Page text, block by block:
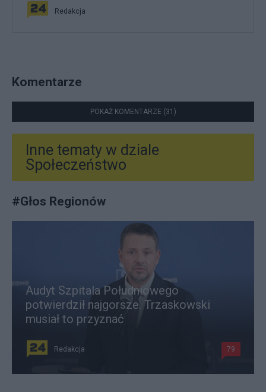
Redakcja
Komentarze
POKAŻ KOMENTARZE (31)
Inne tematy w dziale
Społeczeństwo
#Głos Regionów
Audyt Szpitala Południowego
potwierdził najgorsze. Trzaskowski
musiał to przyznać
Redakcja 79